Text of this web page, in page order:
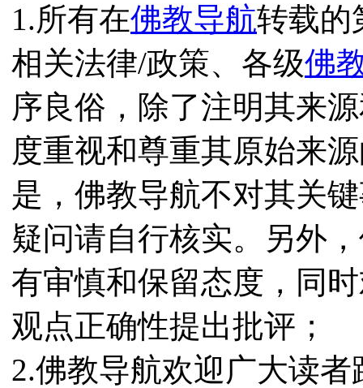
1.所有在佛教导航转载的
相关法律/政策、各级佛
序良俗，除了注明其来
度重视和尊重其原始来
是，佛教导航不对其关
疑问请自行核实。另外
有审慎和保留态度，同
观点正确性提出批评；
2.佛教导航欢迎广大读